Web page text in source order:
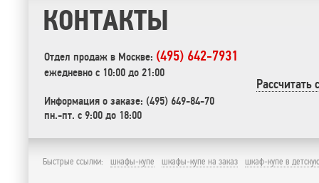
КОНТАКТЫ
Отдел продаж в Москве: (495) 642-7931
ежедневно с 10:00 до 21:00
Информация о заказе: (495) 649-84-70
пн.-пт. с 9:00 до 18:00
Быстрые ссылки: шкафы-купе шкафы-купе на заказ шкаф-купе в